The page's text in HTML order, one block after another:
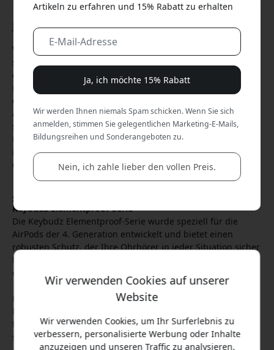
Jan 23, 2025
Wenn es darum geht, Ihre AirPods der 4. Generation zu
schützen, ist es wichtig, Zubehör zu wählen, das nicht nur
gut aussieht, sondern auch zuverlässigen Schutz und
Funktionalität bietet. Die Keybudz Elementproof-Serie für
die AirPods der 4. Generation ist die perfekte Lösung für
alle, die ihre Ohrhörer vor Wasser, Staub und Stößen
schützen möchten. In diesem Artikel zeigen wir, warum die
Keybudz Elementproof-Serie die beste Wahl für Ihre AirPods
ist und wie sie sich von anderen Optionen auf dem Markt
unterscheidet.
Schützen Sie Ihre AirPods der 4. Generation mit der
Keybudz Elementproof-Serie
Die Keybudz Elementproof-Serie wurde speziell für die
AirPods der 4. Generation entwickelt und bietet einen
robusten Schutz, der Ihre Ohrhörer in jeder Situation sicher
hält. Ob beim Training, auf Reisen oder einfach im Alltag,
diese Cases schützen Ihre AirPods vor Beschädigungen.
Mit einem eleganten und zugleich strapazierfähigen
Material ist die Keybudz Elementproof-Serie nicht nur
funktional, sondern auch stilvoll. Die tiefschwarze Farbe
setzt einen modernen Akzent und passt perfekt zu Ihrem
Wir verwenden Cookies auf unserer
Website
Wir verwenden Cookies, um Ihr Surferlebnis zu
verbessern, personalisierte Werbung oder Inhalte
anzuzeigen und unseren Traffic zu analysieren.
Artikeln zu erfahren und 15% Rabatt zu erhalten
Ja, ich möchte 15% Rabatt
Wir werden Ihnen niemals Spam schicken. Wenn Sie sich
anmelden, stimmen Sie gelegentlichen Marketing-E-Mails,
Bildungsreihen und Sonderangeboten zu.
Nein, ich zahle lieber den vollen Preis.